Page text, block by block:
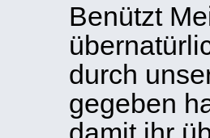
Benützt
durch
gegeben